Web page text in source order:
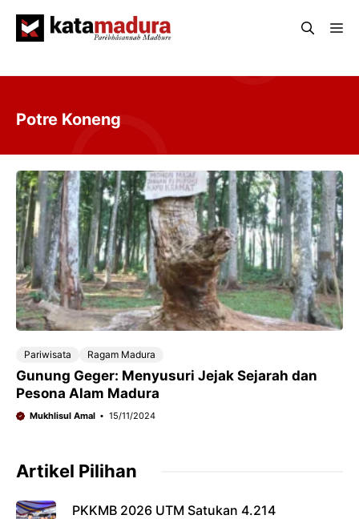
Potre Koneng
Pariwisata Ragam Madura
Gunung Geger: Menyusuri Jejak Sejarah dan
Pesona Alam Madura
Mukhlisul Amal 15/11/2024
Artikel Pilihan
PKKMB 2026 UTM Satukan 4.214